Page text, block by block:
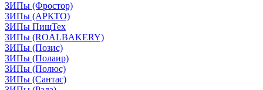
ЗИПы (Фростор)
ЗИПы (АРКТО)
ЗИПы ПищТех
ЗИПы (ROALBAKERY)
ЗИПы (Позис)
ЗИПы (Полаир)
ЗИПы (Полюс)
ЗИПы (Сантас)